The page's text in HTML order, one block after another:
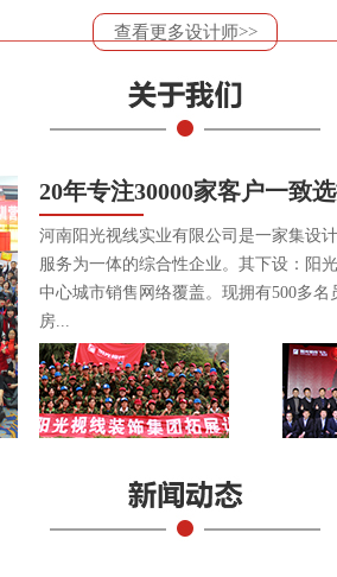
查看更多设计师>>
20年专注30000家客户一致
河南阳光视线实业有限公司是一家集设
服务为一体的综合性企业。其下设：阳
中心城市销售网络覆盖。现拥有500多
房...